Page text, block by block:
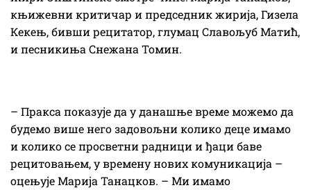
књижевни критичар и председник жирија, Гизела
Кекењ, бивши рецитатор, глумац Славољуб Матић,
и песникиња Снежана Томин.
– Пракса показује да у данашње време можемо да
будемо више него задовољни колико деце имамо
и колико се просветни радници и ђаци баве
рецитовањем, у времену нових комуникација –
оцењује Марија Танацков. – Ми имамо